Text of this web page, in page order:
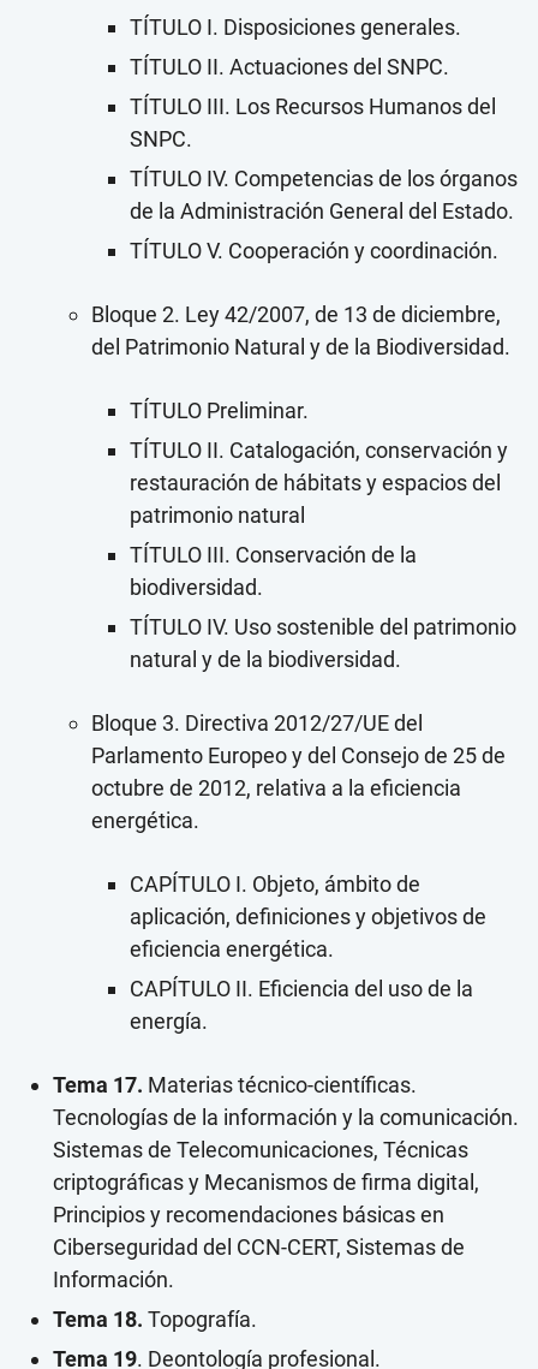
TÍTULO I. Disposiciones generales.
TÍTULO II. Actuaciones del SNPC.
TÍTULO III. Los Recursos Humanos del
SNPC.
TÍTULO IV. Competencias de los órganos
de la Administración General del Estado.
TÍTULO V. Cooperación y coordinación.
Bloque 2. Ley 42/2007, de 13 de diciembre,
del Patrimonio Natural y de la Biodiversidad.
TÍTULO Preliminar.
TÍTULO II. Catalogación, conservación y
restauración de hábitats y espacios del
patrimonio natural
TÍTULO III. Conservación de la
biodiversidad.
TÍTULO IV. Uso sostenible del patrimonio
natural y de la biodiversidad.
Bloque 3. Directiva 2012/27/UE del
Parlamento Europeo y del Consejo de 25 de
octubre de 2012, relativa a la eficiencia
energética.
CAPÍTULO I. Objeto, ámbito de
aplicación, definiciones y objetivos de
eficiencia energética.
CAPÍTULO II. Eficiencia del uso de la
energía.
Tema 17. Materias técnico-científicas.
Tecnologías de la información y la comunicación.
Sistemas de Telecomunicaciones, Técnicas
criptográficas y Mecanismos de firma digital,
Principios y recomendaciones básicas en
Ciberseguridad del CCN-CERT, Sistemas de
Información.
Tema 18. Topografía.
Tema 19. Deontología profesional.